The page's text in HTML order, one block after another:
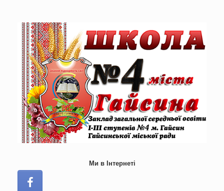
Ми в Інтернеті